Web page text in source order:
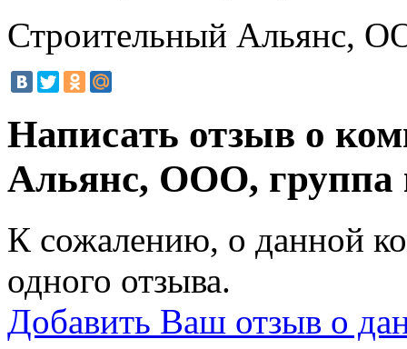
Строительный Альянс,
Написать отзыв о
Альянс, ООО,
К сожалению, о данной
одного отзыва.
Добавить Ваш отзыв о